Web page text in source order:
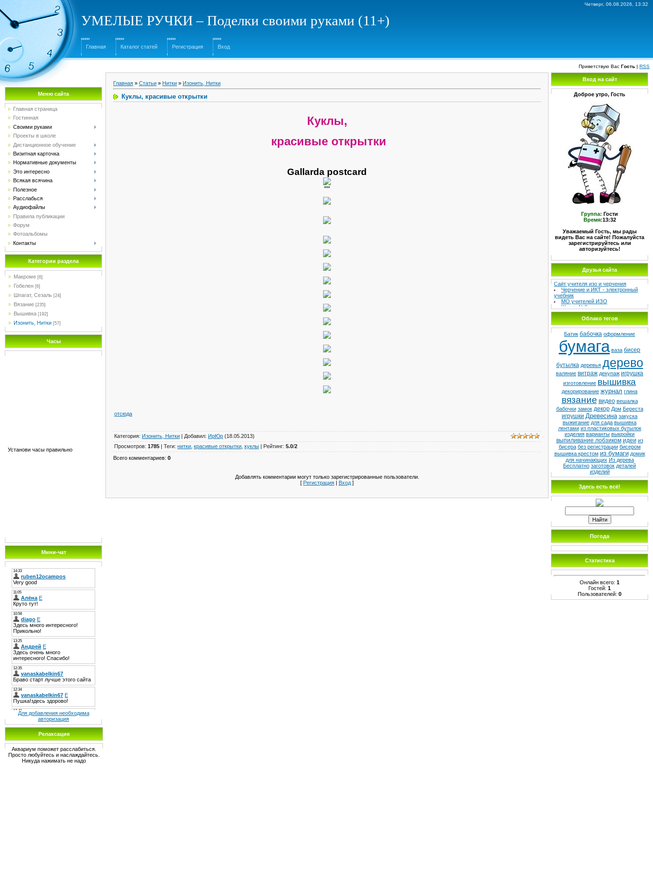
Четверг, 06.08.2026, 13:32
УМЕЛЫЕ РУЧКИ – Поделки своими руками (11+)
Главная Каталог статей Регистрация Вход
Приветствую Вас Гость | RSS
Меню сайта
Главная страница
Гостинная
Своими руками
Проекты в школе
Дистанционное обучение
Визитная карточка
Нормативные документы
Это интересно
Всякая всячина
Полезное
Расслабься
Аудиофайлы
Правила публикации
Форум
Фотоальбомы
Контакты
Категории раздела
Макроме [6]
Гобелен [6]
Шпагат, Сезаль [24]
Вязание [235]
Вышивка [192]
Изонить, Нитки [57]
Часы
Установи часы правильно
Мини-чат
Для добавления необходима
авторизация
Релаксация
Аквариум поможет расслабиться.
Просто любуйтесь и наслаждайтесь.
Никуда нажимать не надо
Главная » Статьи » Нитки » Изонить, Нитки
Куклы, красивые открытки
Куклы,
красивые открытки
Gallarda postcard
***
отсюда
Категория: Изонить, Нитки | Добавил: ИрЮр (18.05.2013)
Просмотров: 1785 | Теги: нитки красивые открытки куклы | Рейтинг: 5.0/2
Всего комментариев: 0
Добавлять комментарии могут только зарегистрированные пользователи.
[ Регистрация | Вход ]
Вход на сайт
Доброе утро, Гость
Группа: Гости
Время:13:32
Уважаемый Гость, мы рады
видеть Вас на сайте! Пожалуйста
зарегистрируйтесь или
авторизуйтесь!
Друзья сайта
МЕТОДИЧЕСКИЙ СУНДУЧОК –
Сайт учителя изо и черчения
Черчение и ИКТ - электронный
учебник
МО учителей ИЗО
Школа №8
Детская худ. школа
Облако тегов
Батик бабочка оформление
бумага ваза бисер
бутылка деревья дерево
валяние витраж декупаж игрушка
изготовление вышивка
декорирование журнал глина
вязание видео вешалка
бабочки замок декор Дом Береста
игрушки Древесина закуска
выжигание для сада вышивка
лентами из пластиковых бутылок
изделия варианты выкройки
выпиливание лобзиком идеи из
бисера без регистрации бисером
вышивка крестом из бумаги домик
для начинающих Из дерева
Бесплатно заготовок деталей
изделий
Здесь есть всё!
Погода
Статистика
Онлайн всего: 1
Гостей: 1
Пользователей: 0